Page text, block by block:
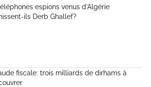
espions venus d’Algérie
ils Derb Ghallef?
fiscale: trois milliards de dirhams à